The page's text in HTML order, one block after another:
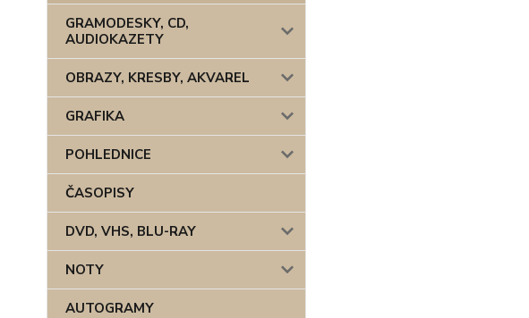
GRAMODESKY, CD,
AUDIOKAZETY
OBRAZY, KRESBY, AKVAREL
GRAFIKA
POHLEDNICE
ČASOPISY
DVD, VHS, BLU-RAY
NOTY
AUTOGRAMY